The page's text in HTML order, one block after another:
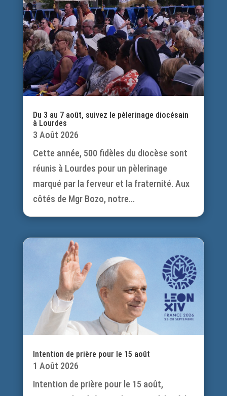
Du 3 au 7 août, suivez le pèlerinage diocésain
à Lourdes
3 Août 2026
Cette année, 500 fidèles du diocèse sont
réunis à Lourdes pour un pèlerinage
marqué par la ferveur et la fraternité. Aux
côtés de Mgr Bozo, notre...
Intention de prière pour le 15 août
1 Août 2026
Intention de prière pour le 15 août,